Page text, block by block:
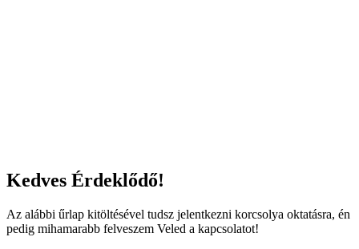
Kedves Érdeklődő!
Az alábbi űrlap kitöltésével tudsz jelentkezni korcsolya oktatásra, én
pedig mihamarabb felveszem Veled a kapcsolatot!